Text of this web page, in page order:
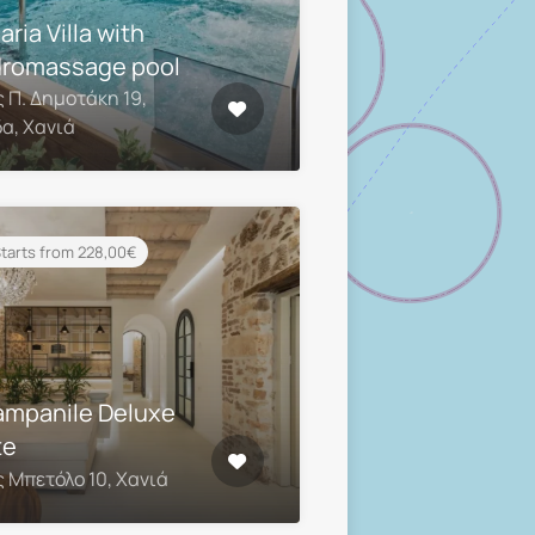
Villa with
pool
Π. Δημοτάκη 19,
Χανιά
from 228,00€
Deluxe
10, Χανιά